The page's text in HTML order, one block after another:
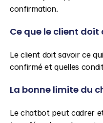
confirmation.
Ce que le client
Le client doit savoir ce
confirmé et quelles
La bonne limite du
Le chatbot peut cadrer